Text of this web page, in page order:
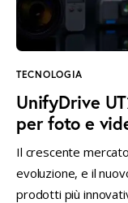
TECNOLOGIA
UnifyDrive
per foto e
Il crescente
evoluzione, e il
prodotti più